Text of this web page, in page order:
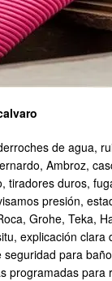
de agua,
Ambroz,
duros,
presión,
Grohe, Teka,
explicación
para